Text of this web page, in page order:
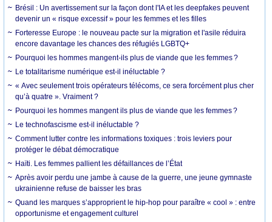
Brésil : Un avertissement sur la façon dont l'IA et les deepfakes peuvent
devenir un « risque excessif » pour les femmes et les filles
Forteresse Europe : le nouveau pacte sur la migration et l'asile réduira
encore davantage les chances des réfugiés LGBTQ+
Pourquoi les hommes mangent-ils plus de viande que les femmes ?
Le totalitarisme numérique est-il inéluctable ?
« Avec seulement trois opérateurs télécoms, ce sera forcément plus cher
qu’à quatre ». Vraiment ?
Pourquoi les hommes mangent ils plus de viande que les femmes ?
Le technofascisme est-il inéluctable ?
Comment lutter contre les informations toxiques : trois leviers pour
protéger le débat démocratique
Haïti. Les femmes pallient les défaillances de l’État
Après avoir perdu une jambe à cause de la guerre, une jeune gymnaste
ukrainienne refuse de baisser les bras
Quand les marques s’approprient le hip-hop pour paraître « cool » : entre
opportunisme et engagement culturel